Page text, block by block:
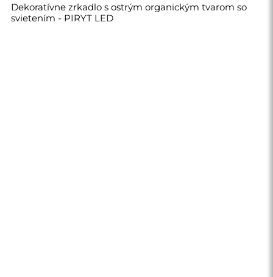
Dekoratívne zrkadlo s ostrým organickým tvarom so
svietením - PIRYT LED